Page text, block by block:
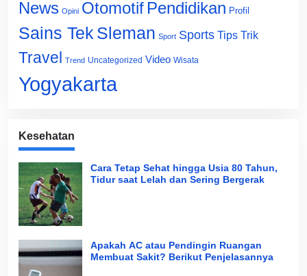
News Opini Otomotif Pendidikan Profil
Sains Tek Sleman Sport Sports Tips Trik
Travel Trend Uncategorized Video Wisata
Yogyakarta
Kesehatan
Cara Tetap Sehat hingga Usia 80 Tahun,
Tidur saat Lelah dan Sering Bergerak
Apakah AC atau Pendingin Ruangan
Membuat Sakit? Berikut Penjelasannya